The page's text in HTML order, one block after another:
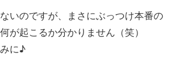
いのですが、まさにぶっつけ本番の
が起こるか分かりません（笑）
に♪